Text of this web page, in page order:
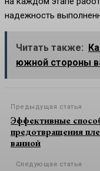
надежность
Читать также:
южной стороны
Предыдущая статья
Эффективные
предотвращения
ванной
Следующая статья